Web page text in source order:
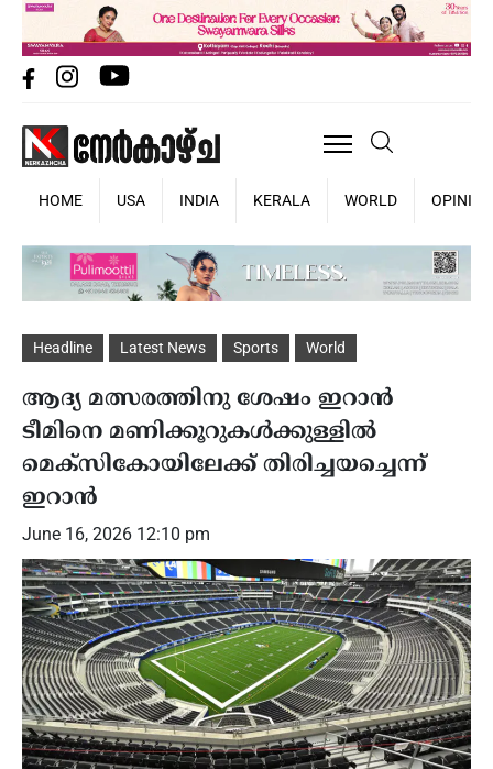
HOME USA INDIA KERALA WORLD OPINION
Headline Latest News Sports World
ആദ്യ മത്സരത്തിനു ശേഷം ഇറാന്‍
ടീമിനെ മണിക്കൂറുകള്‍ക്കുള്ളില്‍
മെക്‌സികോയിലേക്ക് തിരിച്ചയച്ചെന്ന്
ഇറാന്‍
June 16, 2026 12:10 pm